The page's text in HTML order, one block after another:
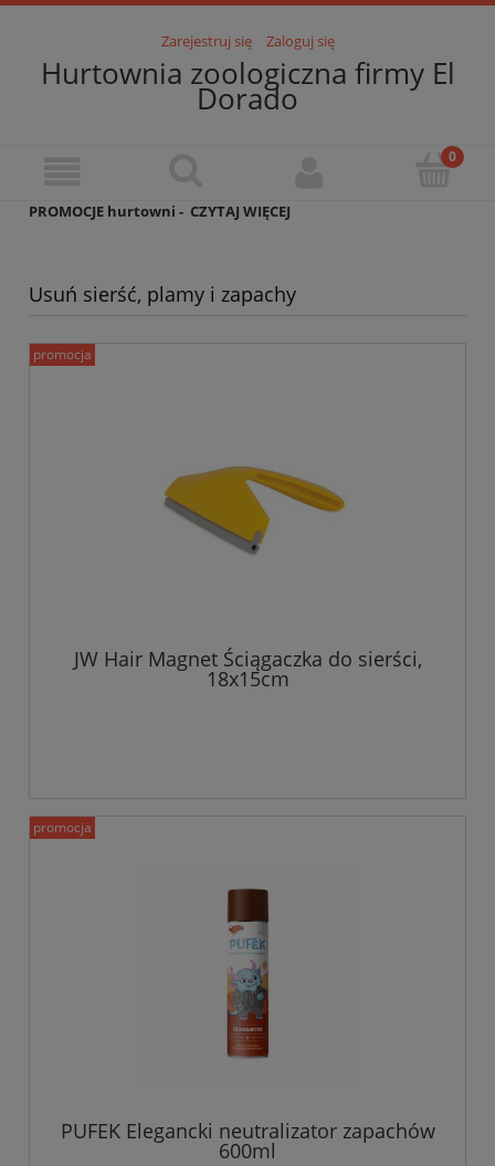
Zarejestruj się Zaloguj się
Hurtownia zoologiczna firmy El
Dorado
PROMOCJE hurtowni - CZYTAJ WIĘCEJ
Usuń sierść, plamy i zapachy
JW Hair Magnet Ściągaczka do sierści,
18x15cm
promocja
PUFEK Elegancki neutralizator zapachów
600ml
promocja